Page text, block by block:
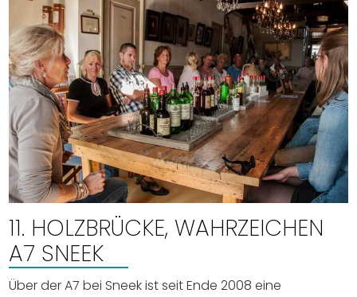
11. HOLZBRÜCKE, WAHRZEICHEN
A7 SNEEK
Über der A7 bei Sneek ist seit Ende 2008 eine